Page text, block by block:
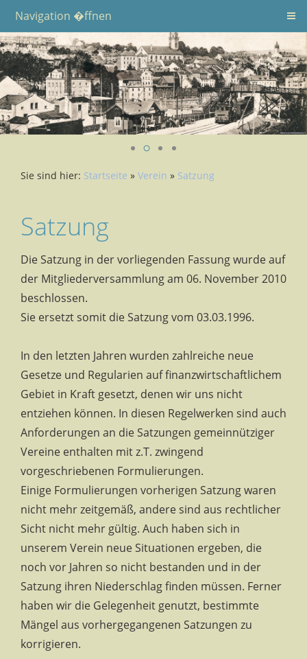
Navigation �ffnen
Sie sind hier: Startseite » Verein » Satzung
Satzung
Die Satzung in der vorliegenden Fassung wurde auf
der Mitgliederversammlung am 06. November 2010
beschlossen.
Sie ersetzt somit die Satzung vom 03.03.1996.
In den letzten Jahren wurden zahlreiche neue
Gesetze und Regularien auf finanzwirtschaftlichem
Gebiet in Kraft gesetzt, denen wir uns nicht
entziehen können. In diesen Regelwerken sind auch
Anforderungen an die Satzungen gemeinnütziger
Vereine enthalten mit z.T. zwingend
vorgeschriebenen Formulierungen.
Einige Formulierungen vorherigen Satzung waren
nicht mehr zeitgemäß, andere sind aus rechtlicher
Sicht nicht mehr gültig. Auch haben sich in
unserem Verein neue Situationen ergeben, die
noch vor Jahren so nicht bestanden und in der
Satzung ihren Niederschlag finden müssen. Ferner
haben wir die Gelegenheit genutzt, bestimmte
Mängel aus vorhergegangenen Satzungen zu
korrigieren.